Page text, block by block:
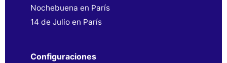
Nochebuena en París
14 de Julio en París
Configuraciones